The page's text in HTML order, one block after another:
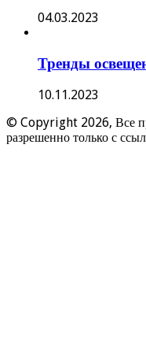
04.03.2023
Тренды
10.11.2023
© Copyright 2026, Все
разрешенно только с